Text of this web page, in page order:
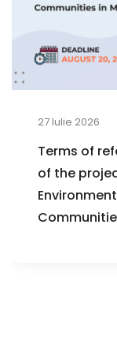
27 Iulie 2026
Terms of
of the